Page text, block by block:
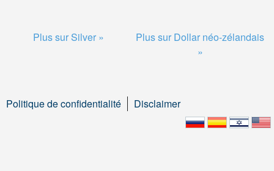
Plus sur Silver »
Plus sur Dollar néo-zélandais
»
Politique de confidentialité Disclaimer